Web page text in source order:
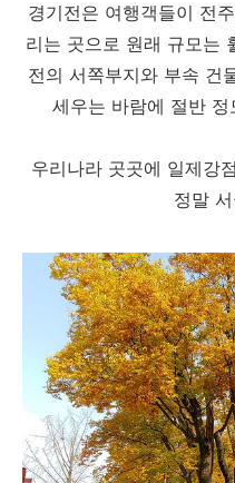
경기전은 여행객들이 전
리는 곳으로 원래 규모는
전의 서쪽부지와 부속 건
세우는 바람에 절반
우리나라 곳곳에 일제강
정말